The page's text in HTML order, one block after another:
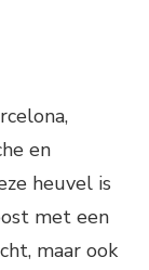
en
heuvel is
met een
maar ook